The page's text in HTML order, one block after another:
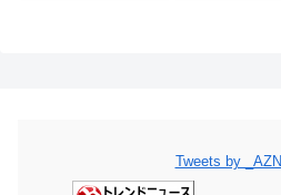
Tweets by